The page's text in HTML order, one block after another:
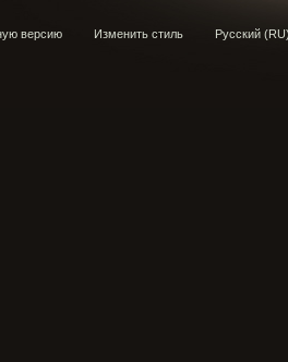
версию Изменить стиль Русский